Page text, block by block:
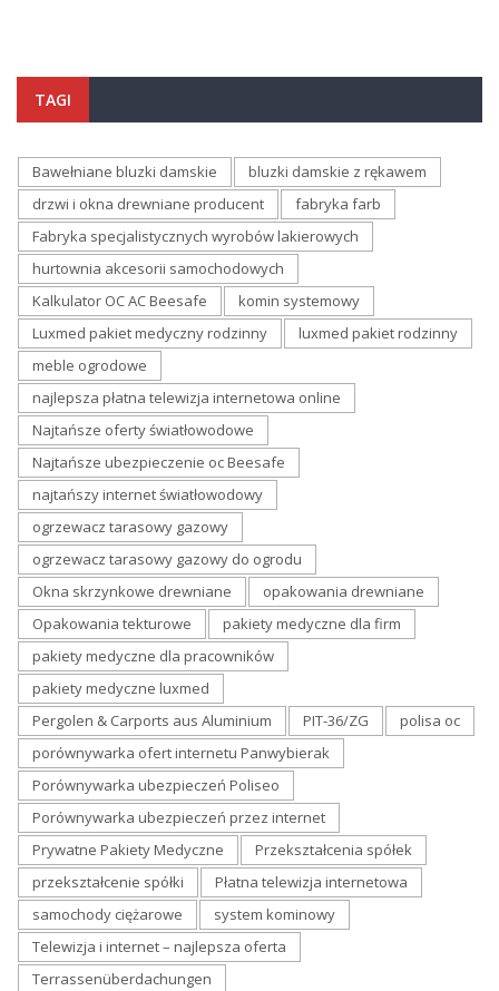
TAGI
Bawełniane bluzki damskie
bluzki damskie z rękawem
drzwi i okna drewniane producent
fabryka farb
Fabryka specjalistycznych wyrobów lakierowych
hurtownia akcesorii samochodowych
Kalkulator OC AC Beesafe
komin systemowy
Luxmed pakiet medyczny rodzinny
luxmed pakiet rodzinny
meble ogrodowe
najlepsza płatna telewizja internetowa online
Najtańsze oferty światłowodowe
Najtańsze ubezpieczenie oc Beesafe
najtańszy internet światłowodowy
ogrzewacz tarasowy gazowy
ogrzewacz tarasowy gazowy do ogrodu
Okna skrzynkowe drewniane
opakowania drewniane
Opakowania tekturowe
pakiety medyczne dla firm
pakiety medyczne dla pracowników
pakiety medyczne luxmed
Pergolen & Carports aus Aluminium
PIT-36/ZG
polisa oc
porównywarka ofert internetu Panwybierak
Porównywarka ubezpieczeń Poliseo
Porównywarka ubezpieczeń przez internet
Prywatne Pakiety Medyczne
Przekształcenia spółek
przekształcenie spółki
Płatna telewizja internetowa
samochody ciężarowe
system kominowy
Telewizja i internet – najlepsza oferta
Terrassenüberdachungen